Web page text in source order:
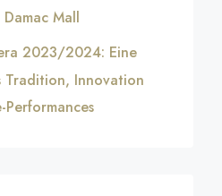
Mall
2023/2024: Eine
Tradition, Innovation
Performances